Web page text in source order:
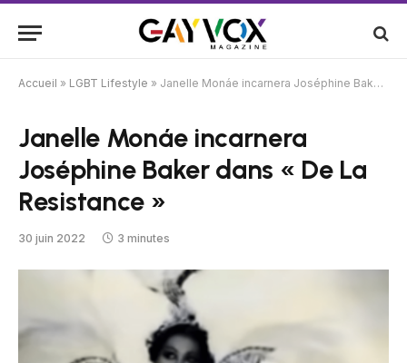
Accueil » LGBT Lifestyle » Janelle Monáe incarnera Joséphine Baker dans « De La Resistance »
Janelle Monáe incarnera
Joséphine Baker dans « De La
Resistance »
30 juin 2022 3 minutes